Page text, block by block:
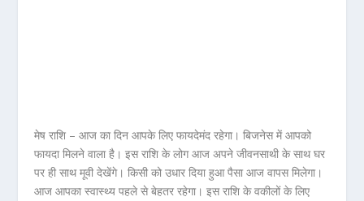
मेष राशि – आज का दिन आपके लिए फायदेमंद रहेगा। बिजनेस में आपको
फायदा मिलने वाला है। इस राशि के लोग आज अपने जीवनसाथी के साथ घर
पर ही साथ मूवी देखेंगे। किसी को उधार दिया हुआ पैसा आज वापस मिलेगा।
आज आपका स्वास्थ्य पहले से बेहतर रहेगा। इस राशि के वकीलों के लिए